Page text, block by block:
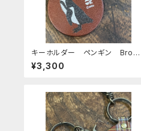
キーホルダー ペンギン Brown
ブラウン 栃木レザー mitto
¥3,300